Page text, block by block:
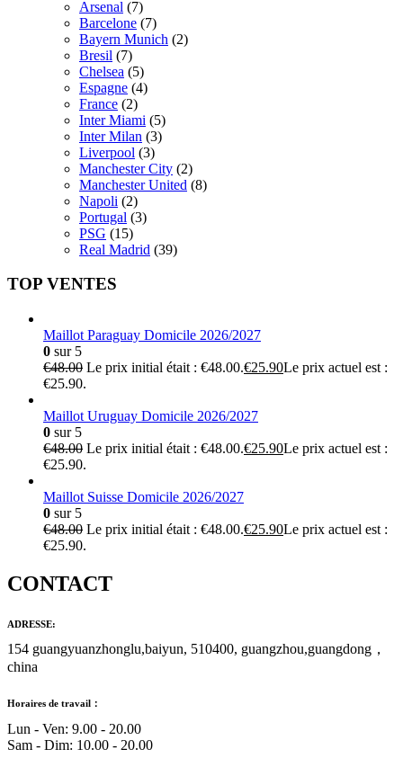
Arsenal (7)
Barcelone (7)
Bayern Munich (2)
Bresil (7)
Chelsea (5)
Espagne (4)
France (2)
Inter Miami (5)
Inter Milan (3)
Liverpool (3)
Manchester City (2)
Manchester United (8)
Napoli (2)
Portugal (3)
PSG (15)
Real Madrid (39)
TOP VENTES
Maillot Paraguay Domicile 2026/2027
0 sur 5
€48.00 Le prix initial était : €48.00.€25.90Le prix actuel est :
€25.90.
Maillot Uruguay Domicile 2026/2027
0 sur 5
€48.00 Le prix initial était : €48.00.€25.90Le prix actuel est :
€25.90.
Maillot Suisse Domicile 2026/2027
0 sur 5
€48.00 Le prix initial était : €48.00.€25.90Le prix actuel est :
€25.90.
CONTACT
ADRESSE:
154 guangyuanzhonglu,baiyun, 510400, guangzhou,guangdong，
china
Horaires de travail：
Lun - Ven: 9.00 - 20.00
Sam - Dim: 10.00 - 20.00